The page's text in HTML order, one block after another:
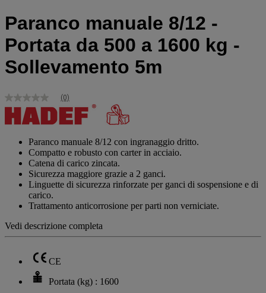
Paranco manuale 8/12 -
Portata da 500 a 1600 kg -
Sollevamento 5m
Nessuna
valutazione
Stesso
pagina.
(0)
Paranco manuale 8/12 con ingranaggio dritto.
Compatto e robusto con carter in acciaio.
Catena di carico zincata.
Sicurezza maggiore grazie a 2 ganci.
Linguette di sicurezza rinforzate per ganci di sospensione e di
carico.
Trattamento anticorrosione per parti non verniciate.
Vedi descrizione completa
CE
Portata (kg) : 1600